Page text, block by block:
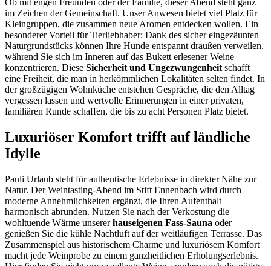
im Zeichen der Gemeinschaft. Unser Anwesen bietet viel Platz für
Kleingruppen, die zusammen neue Aromen entdecken wollen. Ein
besonderer Vorteil für Tierliebhaber: Dank des sicher eingezäunten
Naturgrundstücks können Ihre Hunde entspannt draußen verweilen,
während Sie sich im Inneren auf das Bukett erlesener Weine
konzentrieren. Diese Sicherheit und Ungezwungenheit schafft
eine Freiheit, die man in herkömmlichen Lokalitäten selten findet. In
der großzügigen Wohnküche entstehen Gespräche, die den Alltag
vergessen lassen und wertvolle Erinnerungen in einer privaten,
familiären Runde schaffen, die bis zu acht Personen Platz bietet.
Luxuriöser Komfort trifft auf ländliche
Idylle
Pauli Urlaub steht für authentische Erlebnisse in direkter Nähe zur
Natur. Der Weintasting-Abend im Stift Ennenbach wird durch
moderne Annehmlichkeiten ergänzt, die Ihren Aufenthalt
harmonisch abrunden. Nutzen Sie nach der Verkostung die
wohltuende Wärme unsererhauseigenen Fass-Sauna oder
genießen Sie die kühle Nachtluft auf der weitläufigen Terrasse. Das
Zusammenspiel aus historischem Charme und luxuriösem Komfort
macht jede Weinprobe zu einem ganzheitlichen Erholungserlebnis.